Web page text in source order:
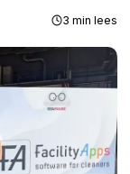
3 min lees